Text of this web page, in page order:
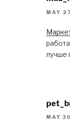
MAY
лучше
MAY